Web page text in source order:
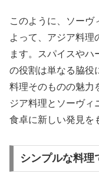
このように、ソーヴ
よって、アジア料理
ます。スパイスやハ
の役割は単なる脇役
料理そのものの魅力
ジア料理とソーヴィ
食卓に新しい発見を
シンプルな料理